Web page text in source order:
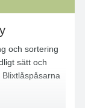
och sortering
sätt och